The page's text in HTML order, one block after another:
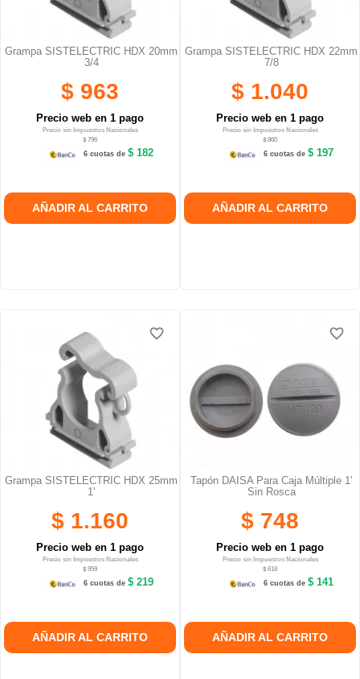
Grampa SISTELECTRIC HDX 20mm
3/4
$ 963
Precio web en 1 pago
Precio sin Impuestos Nacionales
$ 796
6 cuotas de$ 182
AÑADIR AL CARRITO
Grampa SISTELECTRIC HDX 22mm
7/8
$ 1.040
Precio web en 1 pago
Precio sin Impuestos Nacionales
$ 860
6 cuotas de$ 197
AÑADIR AL CARRITO
Grampa SISTELECTRIC HDX 25mm
1'
$ 1.160
Precio web en 1 pago
Precio sin Impuestos Nacionales
$ 959
6 cuotas de$ 219
AÑADIR AL CARRITO
favorite_border
favorite_border
Tapón DAISA Para Caja Múltiple 1'
Sin Rosca
$ 748
Precio web en 1 pago
Precio sin Impuestos Nacionales
$ 618
6 cuotas de$ 141
AÑADIR AL CARRITO
favorite_border
favorite_border